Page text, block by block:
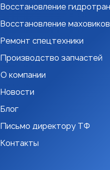
Восстановление
Восстановление маховиков
Ремонт спецтехники
Производство запчастей
О компании
Новости
Блог
Письмо директору ТФ
Контакты